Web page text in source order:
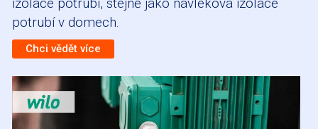
izolace potrubí, stejně jako návleková izolace
potrubí v domech.
Chci vědět více